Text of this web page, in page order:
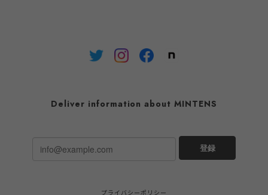
Deliver information about MINTENS
登録
プライバシーポリシー